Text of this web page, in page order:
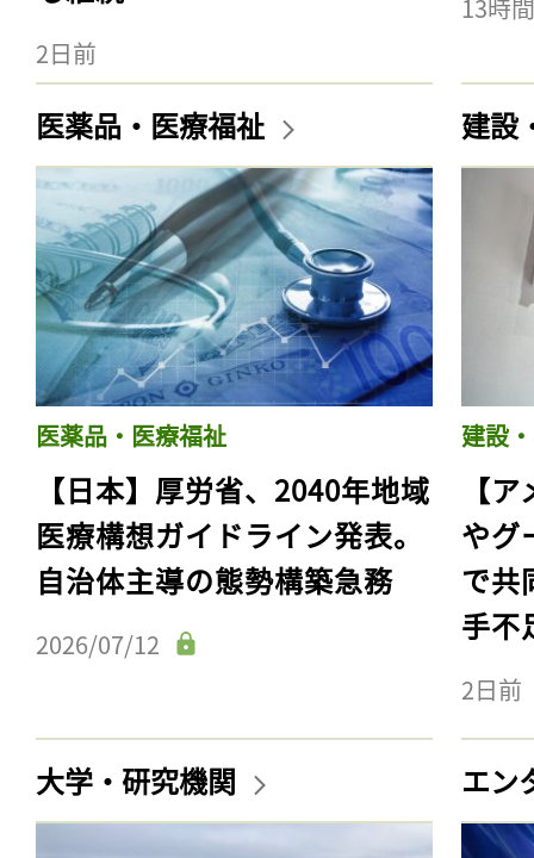
2日前
13時
医薬品・医療福祉
医薬品・医療福祉
【日本】厚労省、2040年地域
医療構想ガイドライン発表。
自治体主導の態勢構築急務
2026/07/12
建設
建設
【
やグ
で共
手不
2日前
大学・研究機関 エン